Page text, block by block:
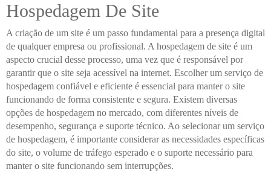
Hospedagem De Site
A criação de um site é um passo fundamental para a presença digital
de qualquer empresa ou profissional. A hospedagem de site é um
aspecto crucial desse processo, uma vez que é responsável por
garantir que o site seja acessível na internet. Escolher um serviço de
hospedagem confiável e eficiente é essencial para manter o site
funcionando de forma consistente e segura. Existem diversas
opções de hospedagem no mercado, com diferentes níveis de
desempenho, segurança e suporte técnico. Ao selecionar um serviço
de hospedagem, é importante considerar as necessidades específicas
do site, o volume de tráfego esperado e o suporte necessário para
manter o site funcionando sem interrupções.